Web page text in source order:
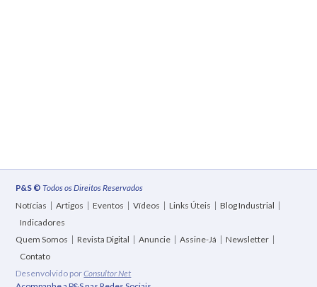
P&S © Todos os Direitos Reservados
Notícias
Artigos Eventos Vídeos Links Úteis
Blog Industrial
Indicadores
Quem Somos
Revista Digital Anuncie Assine-Já
Newsletter
Contato
Desenvolvido porConsultor Net